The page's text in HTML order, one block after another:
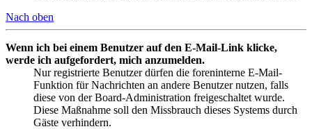
Nach oben
Wenn ich bei einem Benutzer auf den E-Mail-Link klicke,
werde ich aufgefordert, mich anzumelden.
Nur registrierte Benutzer dürfen die foreninterne E-Mail-
Funktion für Nachrichten an andere Benutzer nutzen, falls
diese von der Board-Administration freigeschaltet wurde.
Diese Maßnahme soll den Missbrauch dieses Systems durch
Gäste verhindern.